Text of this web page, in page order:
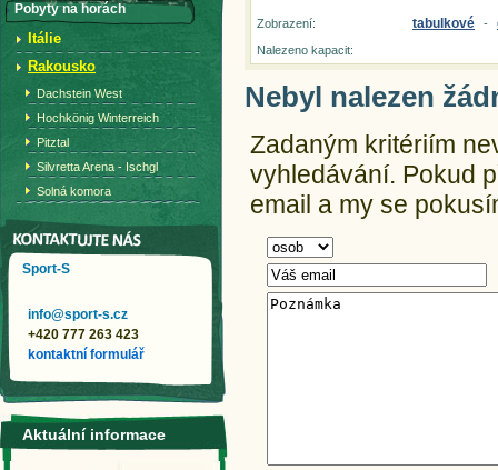
Zobrazení: tabulkové -
Nalezeno kapacit:
Nebyl nalezen
Zadaným kritériím
vyhledávání. Pokud
email a my se
Pobyty na horách
Itálie
Rakousko
Dachstein West
Hochkönig Winterreich
Pitztal
Silvretta Arena - Ischgl
Solná komora
Sport-S
info@sport-s.cz
+420 777 263 423
kontaktní formulář
Aktuální informace